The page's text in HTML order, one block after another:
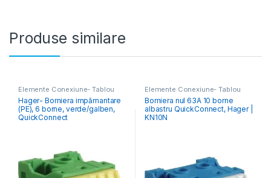
Produse similare
Elemente Conexiune- Tablou
Electric
Hager- Borniera impămantare
(PE), 6 borne, verde/galben,
QuickConnect
Elemente Conexiune- Tablou
Electric
Borniera nul 63A 10 borne
albastru QuickConnect, Hager |
KN10N